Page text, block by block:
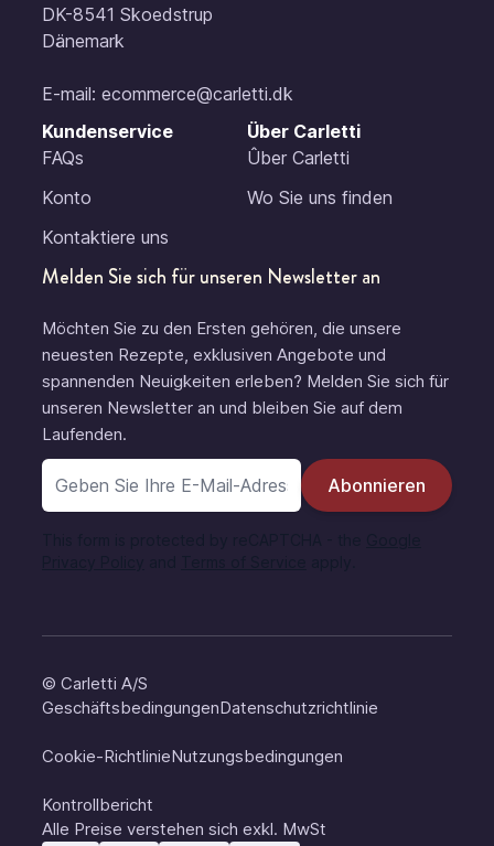
DK-8541 Skoedstrup
Dänemark
E-mail: ecommerce@carletti.dk
Kundenservice
FAQs
Konto
Kontaktiere uns
Über Carletti
Ûber Carletti
Wo Sie uns finden
Melden Sie sich für unseren Newsletter an
Möchten Sie zu den Ersten gehören, die unsere
neuesten Rezepte, exklusiven Angebote und
spannenden Neuigkeiten erleben? Melden Sie sich für
unseren Newsletter an und bleiben Sie auf dem
Laufenden.
E-Mail-Adresse
Abonnieren
© Carletti A/S
GeschäftsbedingungenDatenschutzrichtlinie
Cookie-RichtlinieNutzungsbedingungen
Kontrollbericht
Alle Preise verstehen sich exkl. MwSt